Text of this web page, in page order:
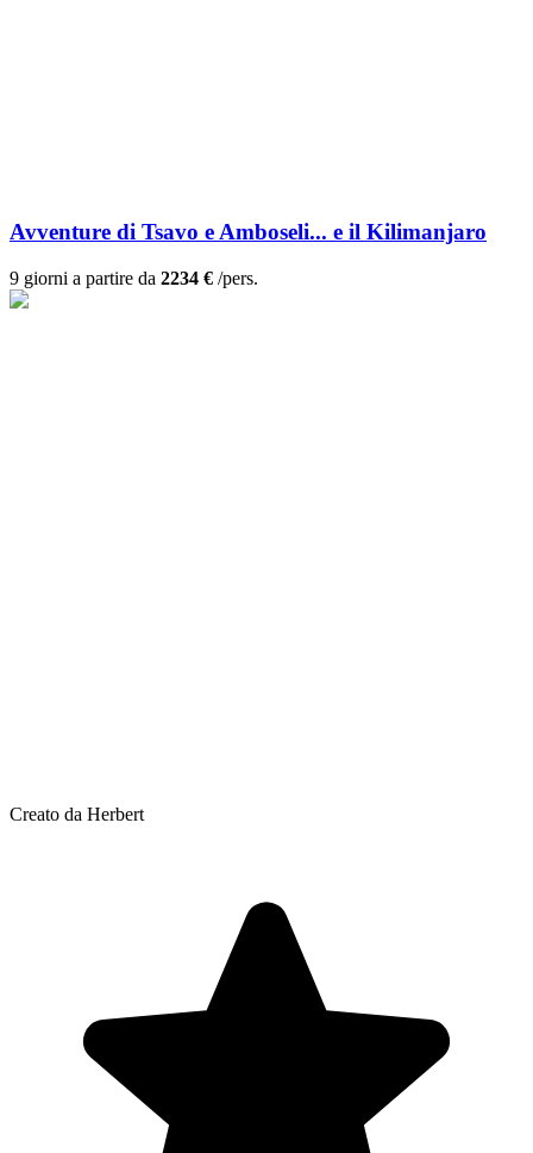
Avventure di Tsavo e Amboseli... e il Kilimanjaro
9 giorni a partire da 2234 € /pers.
Creato da Herbert